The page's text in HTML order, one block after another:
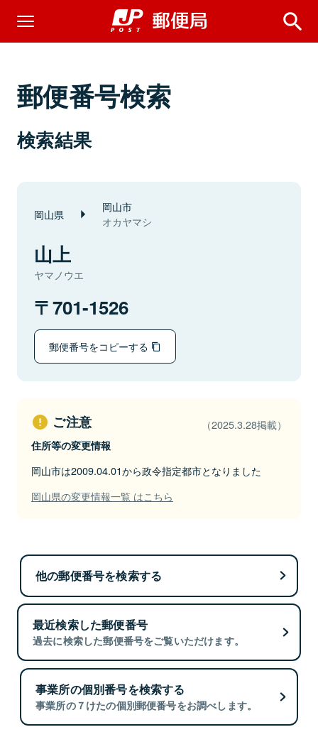
郵便番号検索
検索結果
岡山県 岡山市
オカヤマシ
山上
ヤマノウエ
701-1526
郵便番号をコピーする
ご注意 （2025.3.28掲載）
住所等の変更情報
岡山市は2009.04.01から政令指定都市となりました
岡山県の変更情報一覧 はこちら
他の郵便番号を検索する
最近検索した郵便番号
過去に検索した郵便番号をご覧いただけます。
事業所の個別番号を検索する
事業所の７けたの個別郵便番号をお調べします。